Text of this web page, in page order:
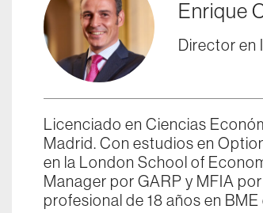
Enrique
Director en
Licenciado en Ciencias
Madrid. Con estudios en
en la London School of
Manager por GARP y MFIA
profesional de 18 años en